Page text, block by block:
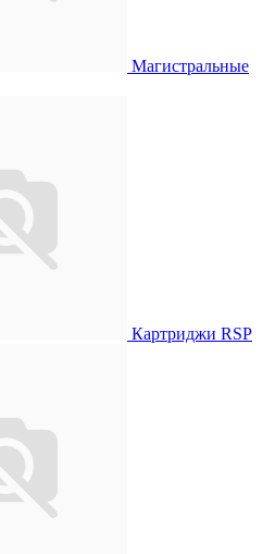
Магистральные
Картриджи RSP